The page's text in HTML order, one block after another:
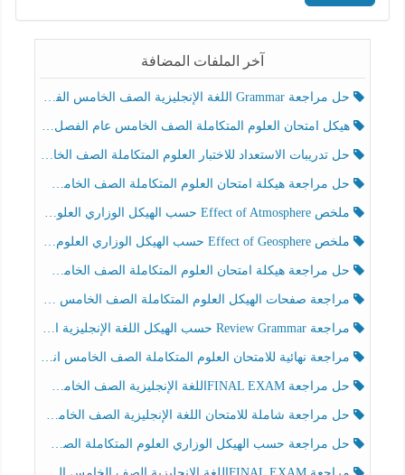
آخر الملفات المضافة
حل مراجعة Grammar اللغة الإنجليزية الصف الخامس الفصل الثالث
هيكل امتحان العلوم المتكاملة الصف الخامس عام الفصل الدراسي الثالث 2025-2026
حل تدريبات الاستعداد للاختبار العلوم المتكاملة الصف الخامس عام الفصل الثالث
حل مراجعة هيكلة امتحان العلوم المتكاملة الصف الخامس انسبير الفصل الثالث
ملخص Effect of Atmosphere حسب الهيكل الوزاري العلوم المتكاملة الصف الخامس انسبير الفصل الثالث
ملخص Effect of Geosphere حسب الهيكل الوزاري العلوم المتكاملة الصف الخامس انسبير الفصل الثالث
حل مراجعة هيكلة امتحان العلوم المتكاملة الصف الخامس عام الفصل الثالث
مراجعة صفحات الهيكل العلوم المتكاملة الصف الخامس انسبير الفصل الثالث
مراجعة Review Grammar حسب الهيكل اللغة الإنجليزية الصف الخامس الفصل الثالث
مراجعة نهائية للامتحان العلوم المتكاملة الصف الخامس انسبير الفصل الثالث
حل مراجعة FINAL EXAMاللغة الإنجليزية الصف الخامس الفصل الثالث
حل مراجعة شاملة للامتحان اللغة الإنجليزية الصف الخامس الفصل الثالث
حل مراجعة حسب الهيكل الوزاري العلوم المتكاملة الصف الخامس عام الفصل الثالث